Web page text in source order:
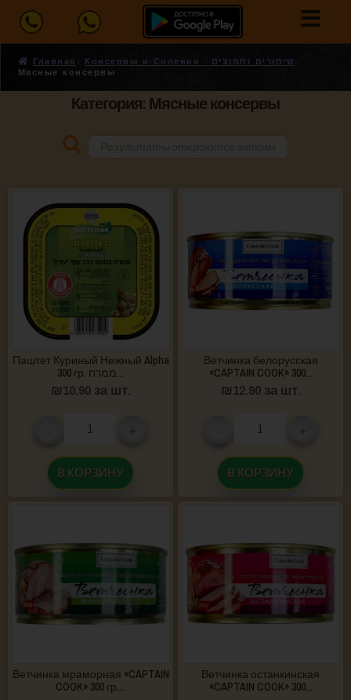
Главная
Консервы и Соления - שימורים וחמוצים
Мясные консервы
Категория: Мясные консервы
Паштет Куриный Нежный Alpha
300 гр. ממרח...
₪10.90 за шт.
В КОРЗИНУ
Ветчинка белорусская
«CAPTAIN COOK» 300...
₪12.90 за шт.
В КОРЗИНУ
Ветчинка мраморная «CAPTAIN
COOK» 300 гр....
Ветчинка останкинская
«CAPTAIN COOK» 300...